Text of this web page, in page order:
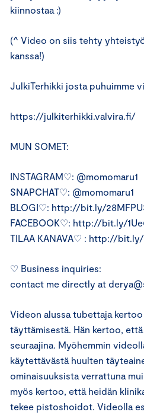
kiinnostaa :)
(^ Video on siis tehty
kanssa!)
JulkiTerhikki josta puhuimme
https://julkiterhikki.valvira.fi/
MUN SOMET:
INSTAGRAM♡: @momomaru1
SNAPCHAT♡: @momomaru1
BLOGI♡: http://bit.ly/
FACEBOOK♡: http://bit.ly/
TILAA KANAVA♡ : http://bit.ly/
♡ Business inquiries:
contact me directly at
Videon alussa tubettaja
täyttämisestä. Hän kertoo,
seuraajina. Myöhemmin
käytettävästä huulten
ominaisuuksista verrattuna
myös kertoo, että heidän
tekee pistoshoidot. Videolla